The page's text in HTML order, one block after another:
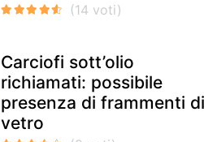
Carciofi sott’olio
richiamati: possibile
presenza di frammenti di
vetro